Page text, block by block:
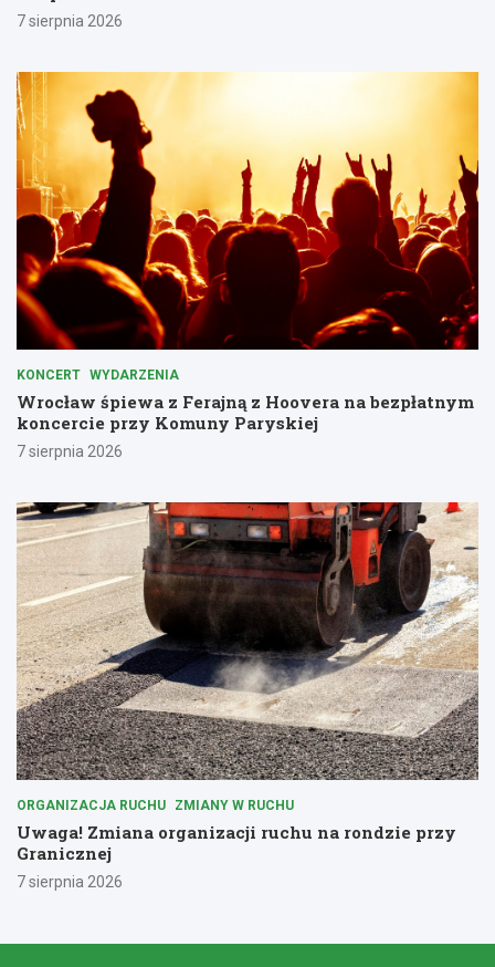
7 sierpnia 2026
KONCERT WYDARZENIA
Wrocław śpiewa z Ferajną z Hoovera na bezpłatnym
koncercie przy Komuny Paryskiej
7 sierpnia 2026
ORGANIZACJA RUCHU ZMIANY W RUCHU
Uwaga! Zmiana organizacji ruchu na rondzie przy
Granicznej
7 sierpnia 2026